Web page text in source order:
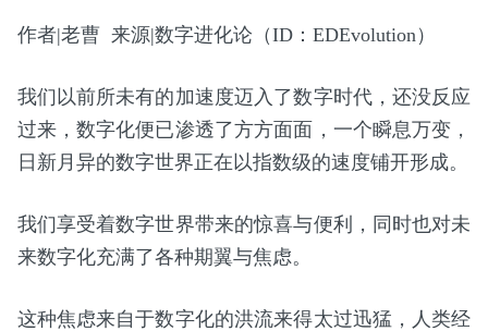
作者|老曹 来源|数字进化论（ID：EDEvolution）
我们以前所未有的加速度迈入了数字时代，还没反应
过来，数字化便已渗透了方方面面，一个瞬息万变，
日新月异的数字世界正在以指数级的速度铺开形成。
我们享受着数字世界带来的惊喜与便利，同时也对未
来数字化充满了各种期翼与焦虑。
这种焦虑来自于数字化的洪流来得太过迅猛，人类经